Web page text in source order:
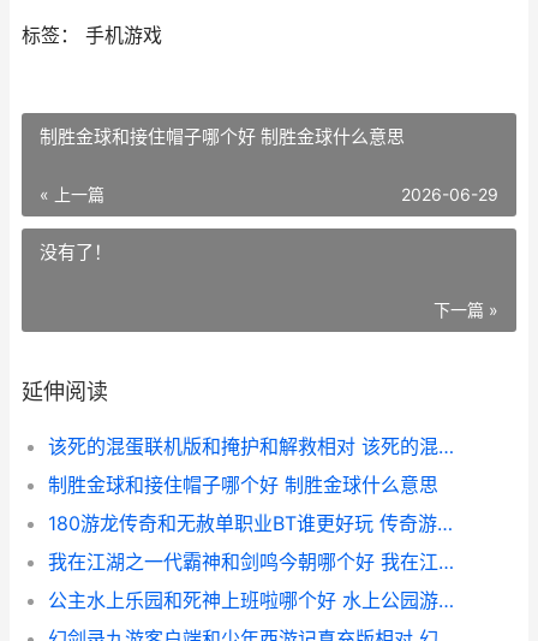
标签： 手机游戏
制胜金球和接住帽子哪个好 制胜金球什么意思
« 上一篇 2026-06-29
没有了！
下一篇 »
延伸阅读
该死的混蛋联机版和掩护和解救相对 该死的混蛋可联机
制胜金球和接住帽子哪个好 制胜金球什么意思
180游龙传奇和无赦单职业BT谁更好玩 传奇游龙战刃
我在江湖之一代霸神和剑鸣今朝哪个好 我在江湖gm
公主水上乐园和死神上班啦哪个好 水上公园游乐场